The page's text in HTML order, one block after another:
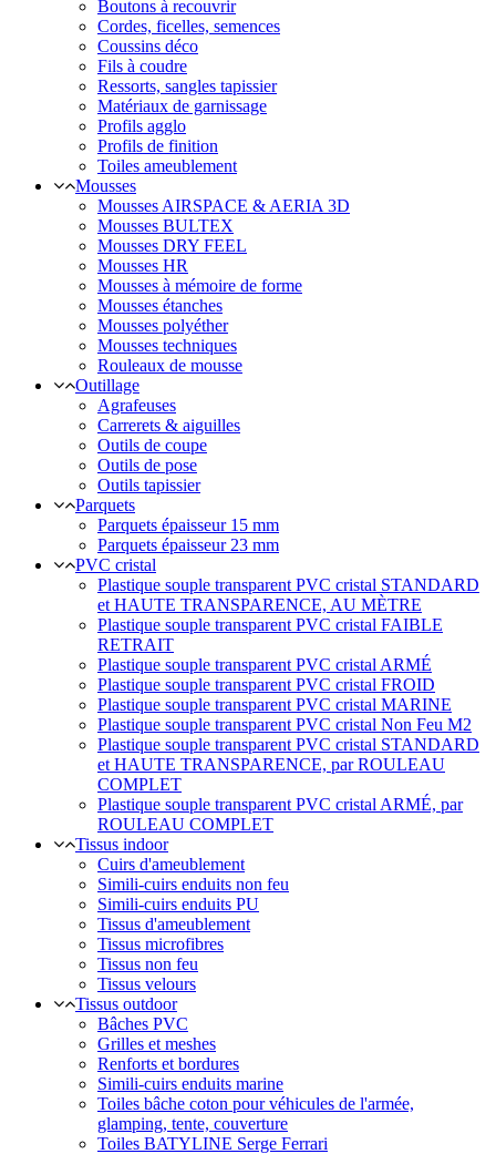
Boutons à recouvrir
Cordes, ficelles, semences
Coussins déco
Fils à coudre
Ressorts, sangles tapissier
Matériaux de garnissage
Profils agglo
Profils de finition
Toiles ameublement
Mousses
Mousses AIRSPACE & AERIA 3D
Mousses BULTEX
Mousses DRY FEEL
Mousses HR
Mousses à mémoire de forme
Mousses étanches
Mousses polyéther
Mousses techniques
Rouleaux de mousse
Outillage
Agrafeuses
Carrerets & aiguilles
Outils de coupe
Outils de pose
Outils tapissier
Parquets
Parquets épaisseur 15 mm
Parquets épaisseur 23 mm
PVC cristal
Plastique souple transparent PVC cristal STANDARD
et HAUTE TRANSPARENCE, AU MÈTRE
Plastique souple transparent PVC cristal FAIBLE
RETRAIT
Plastique souple transparent PVC cristal ARMÉ
Plastique souple transparent PVC cristal FROID
Plastique souple transparent PVC cristal MARINE
Plastique souple transparent PVC cristal Non Feu M2
Plastique souple transparent PVC cristal STANDARD
et HAUTE TRANSPARENCE, par ROULEAU
COMPLET
Plastique souple transparent PVC cristal ARMÉ, par
ROULEAU COMPLET
Tissus indoor
Cuirs d'ameublement
Simili-cuirs enduits non feu
Simili-cuirs enduits PU
Tissus d'ameublement
Tissus microfibres
Tissus non feu
Tissus velours
Tissus outdoor
Bâches PVC
Grilles et meshes
Renforts et bordures
Simili-cuirs enduits marine
Toiles bâche coton pour véhicules de l'armée,
glamping, tente, couverture
Toiles BATYLINE Serge Ferrari